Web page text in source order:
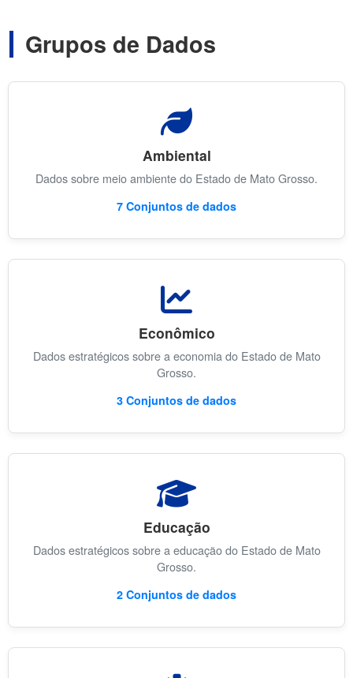
Grupos de Dados
Ambiental
Dados sobre meio ambiente do Estado de Mato Grosso.
7 Conjuntos de dados
Econômico
Dados estratégicos sobre a economia do Estado de Mato
Grosso.
3 Conjuntos de dados
Educação
Dados estratégicos sobre a educação do Estado de Mato
Grosso.
2 Conjuntos de dados